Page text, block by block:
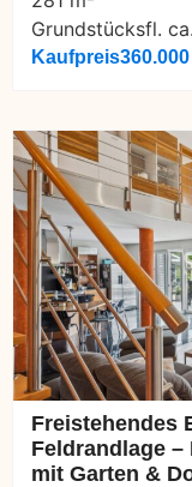
Grundstücksfl. ca.
Kaufpreis
Freistehendes
Feldrandlage
mit Garten &